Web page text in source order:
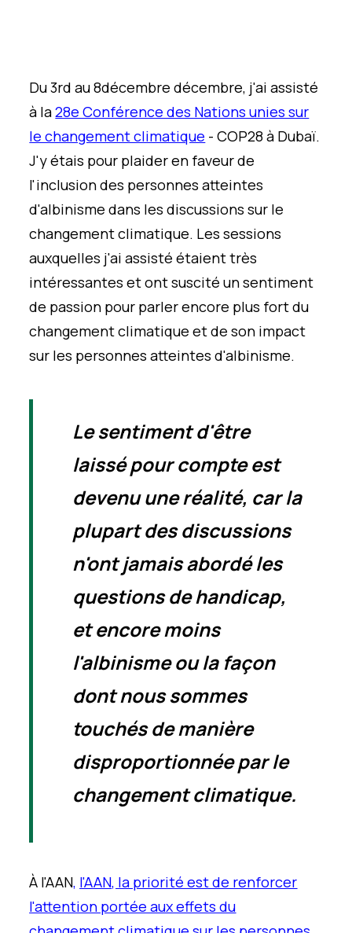
Du 3rd au 8décembre décembre, j'ai assisté
à la28e Conférence des Nations unies sur
le changement climatique - COP28 à Dubaï.
J'y étais pour plaider en faveur de
l'inclusion des personnes atteintes
d'albinisme dans les discussions sur le
changement climatique. Les sessions
auxquelles j'ai assisté étaient très
intéressantes et ont suscité un sentiment
de passion pour parler encore plus fort du
changement climatique et de son impact
sur les personnes atteintes d'albinisme.
Le sentiment d'être
laissé pour compte est
devenu une réalité, car la
plupart des discussions
n'ont jamais abordé les
questions de handicap,
et encore moins
l'albinisme ou la façon
dont nous sommes
touchés de manière
disproportionnée par le
changement climatique.
À l'AAN, l'AAN, la priorité est de renforcer
l'attention portée aux effets du